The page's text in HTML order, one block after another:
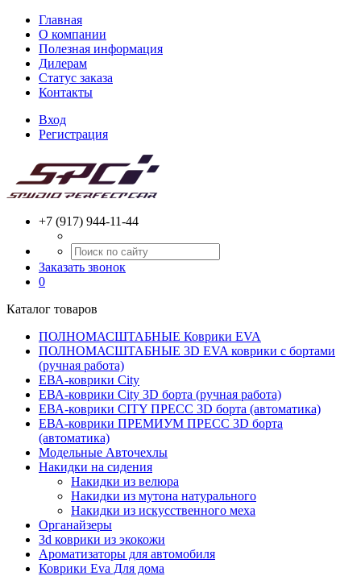
Главная
О компании
Полезная информация
Дилерам
Статус заказа
Контакты
Вход
Регистрация
+7 (917) 944-11-44
Заказать звонок
0
Каталог товаров
ПОЛНОМАСШТАБНЫЕ Коврики EVA
ПОЛНОМАСШТАБНЫЕ 3D EVA коврики с бортами
(ручная работа)
ЕВА-коврики City
ЕВА-коврики City 3D борта (ручная работа)
ЕВА-коврики CITY ПРЕСС 3D борта (автоматика)
ЕВА-коврики ПРЕМИУМ ПРЕСС 3D борта
(автоматика)
Модельные Авточехлы
Накидки на сидения
Накидки из велюра
Накидки из мутона натурального
Накидки из искусственного меха
Органайзеры
3d коврики из экокожи
Ароматизаторы для автомобиля
Коврики Eva Для дома